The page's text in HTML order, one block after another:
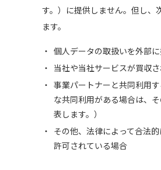
す。）に提供しません。但し、
ます。
個人データの取扱いを外部
当社や当社サービスが買収
事業パートナーと共同利用
な共同利用がある場合は、
表します。）
その他、法律によって合法
許可されている場合